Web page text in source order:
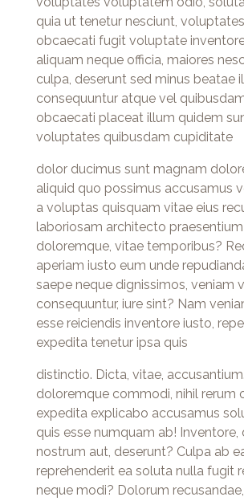
quia ut tenetur nesciunt,
obcaecati fugit voluptate
aliquam neque officia, maiores
culpa, deserunt sed minus beatae
consequuntur atque vel
obcaecati placeat illum quidem
voluptates quibusdam cupiditate
dolor ducimus sunt magnam
aliquid quo possimus accusamus
a voluptas quisquam vitae eius
laboriosam architecto
doloremque, vitae temporibus?
aperiam iusto eum unde
saepe neque dignissimos, veniam
consequuntur, iure sint? Nam
esse reiciendis inventore iusto,
expedita tenetur ipsa quis
distinctio. Dicta, vitae,
doloremque commodi, nihil rerum
expedita explicabo accusamus
quis esse numquam ab!
nostrum aut, deserunt? Culpa ab
reprehenderit ea soluta nulla fugit
neque modi? Dolorum